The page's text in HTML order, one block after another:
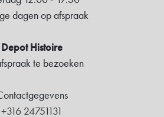
dagen op afspraak
Depot Histoire
te bezoeken
+316 24751131